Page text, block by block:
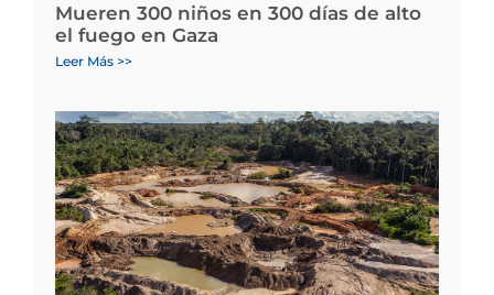
Mueren 300 niños en 300 días de alto
el fuego en Gaza
Leer Más >>